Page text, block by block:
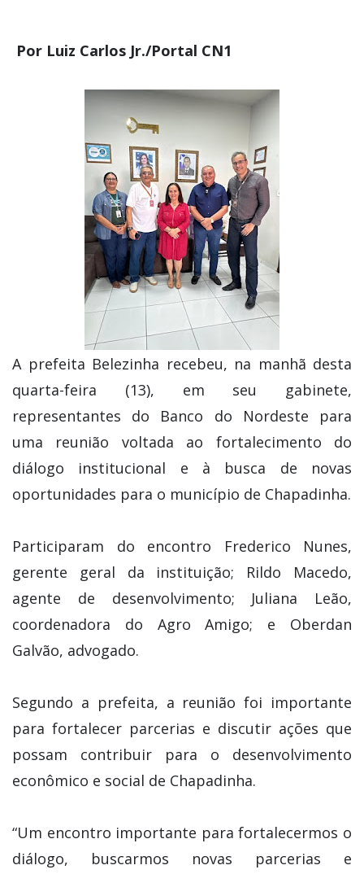
Por Luiz Carlos Jr./Portal CN1
A prefeita Belezinha recebeu, na manhã desta
quarta-feira (13), em seu gabinete,
representantes do Banco do Nordeste para
uma reunião voltada ao fortalecimento do
diálogo institucional e à busca de novas
oportunidades para o município de Chapadinha.
Participaram do encontro Frederico Nunes,
gerente geral da instituição; Rildo Macedo,
agente de desenvolvimento; Juliana Leão,
coordenadora do Agro Amigo; e Oberdan
Galvão, advogado.
Segundo a prefeita, a reunião foi importante
para fortalecer parcerias e discutir ações que
possam contribuir para o desenvolvimento
econômico e social de Chapadinha.
“Um encontro importante para fortalecermos o
diálogo, buscarmos novas parcerias e